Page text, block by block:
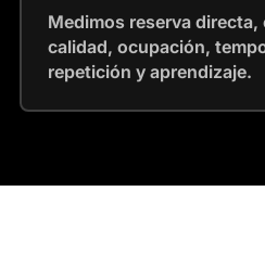
Medimos reserva
calidad, ocupación,
repetición y aprendizaje.